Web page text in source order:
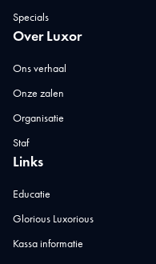
Specials
Over Luxor
Ons verhaal
Onze zalen
Organisatie
Staf
Links
Educatie
Glorious Luxorious
Kassa informatie